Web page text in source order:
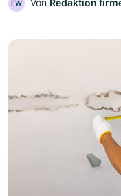
FW Von Redaktion